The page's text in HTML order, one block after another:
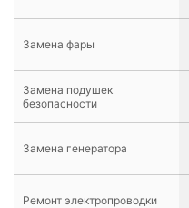
Замена фары
Замена подушек
безопасности
Замена генератора
Ремонт электропроводки